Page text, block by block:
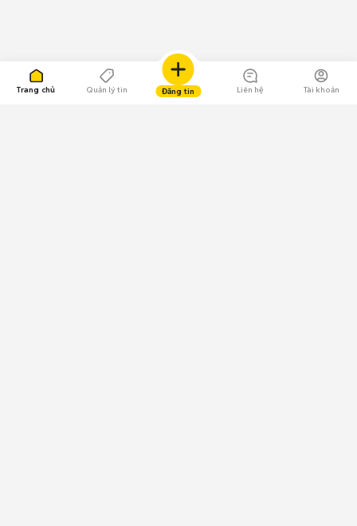
Trang chủ Quản lý tin Đăng tin Liên hệ Tài khoản